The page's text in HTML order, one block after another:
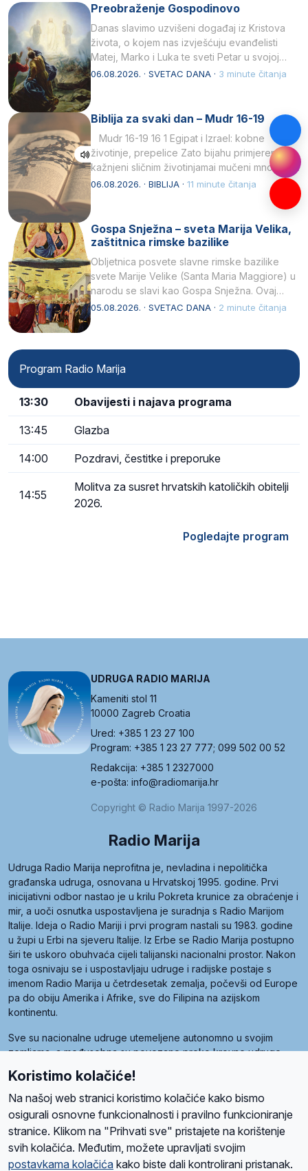
Preobraženje Gospodinovo
Danas slavimo uzvišeni događaj iz Kristova
života, o kojem nas izvješćuju evanđelisti
Matej, Marko i Luka te sveti Petar u svojoj
drugoj…
06.08.2026. · SVETAC DANA · 3 minute čitanja
Biblija za svaki dan – Mudr 16-19
Mudr 16-19 16 1 Egipat i Izrael: kobne
životinje, prepelice Zato bijahu primjereno
kažnjeni sličnim životinjamai mučeni mnoštvom
kukaca.2 A narod…
06.08.2026. · BIBLIJA · 11 minute čitanja
Gospa Snježna – sveta Marija Velika,
zaštitnica rimske bazilike
Obljetnica posvete slavne rimske bazilike
svete Marije Velike (Santa Maria Maggiore) u
narodu se slavi kao Gospa Snježna. Ovaj
naziv, Sancta Maria…
05.08.2026. · SVETAC DANA · 2 minute čitanja
Program Radio Marija
13:30 Obavijesti i najava programa
13:45 Glazba
14:00 Pozdravi, čestitke i preporuke
14:55
Molitva za susret hrvatskih katoličkih obitelji
2026.
Pogledajte program
UDRUGA RADIO MARIJA
Kameniti stol 11
10000 Zagreb Croatia
Ured: +385 1 23 27 100
Program: +385 1 23 27 777; 099 502 00 52
Redakcija: +385 1 2327000
e-pošta: info@radiomarija.hr
Copyright © Radio Marija 1997-2026
Radio Marija
Udruga Radio Marija neprofitna je, nevladina i nepolitička
građanska udruga, osnovana u Hrvatskoj 1995. godine. Prvi
inicijativni odbor nastao je u krilu Pokreta krunice za obraćenje i
mir, a uoči osnutka uspostavljena je suradnja s Radio Marijom
Italije. Ideja o Radio Mariji i prvi program nastali su 1983. godine
u župi u Erbi na sjeveru Italije. Iz Erbe se Radio Marija postupno
širi te uskoro obuhvaća cijeli talijanski nacionalni prostor. Nakon
toga osnivaju se i uspostavljaju udruge i radijske postaje s
imenom Radio Marija u četrdesetak zemalja, počevši od Europe
pa do obiju Amerika i Afrike, sve do Filipina na azijskom
kontinentu.
Sve su nacionalne udruge utemeljene autonomno u svojim
zemljama, a međusobna su povezane preko krovne udruge
Radio Maria). Svjetsku obitelj utemeljilo je sedam članica, među
kojima je i hrvatska Udruga Radio Marija.
O namaRadio ProgramVolonteriPrijateljiKontaktPravila privatnosti
Koristimo kolačiće!
Na našoj web stranici koristimo kolačiće kako bismo
osigurali osnovne funkcionalnosti i pravilno funkcioniranje
stranice. Klikom na "Prihvati sve" pristajete na korištenje
svih kolačića. Međutim, možete upravljati svojim
postavkama kolačića kako biste dali kontrolirani pristanak.